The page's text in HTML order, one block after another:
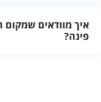
האורחים, עונתיות,
המעודכן ואת תנאי
איך מוודאים שמקום
פינה?